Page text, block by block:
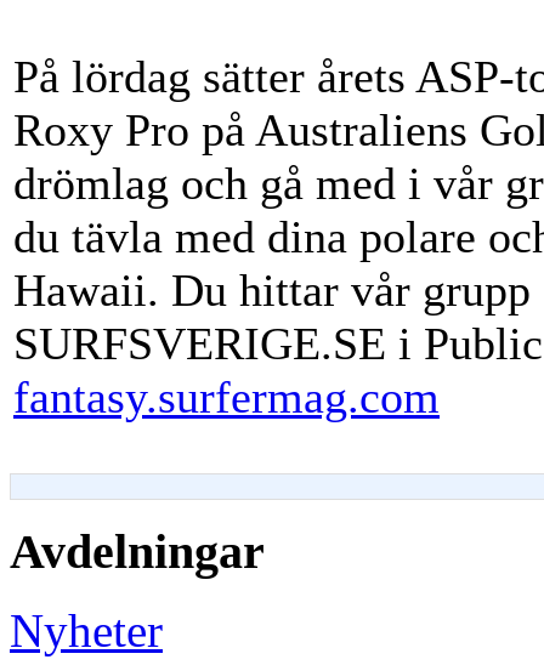
På lördag sätter årets
Roxy Pro på Australiens
drömlag och gå med i vår
du tävla med dina polare
Hawaii. Du hittar vår grupp
SURFSVERIGE.SE i
fantasy.surfermag.com
Avdelningar
Nyheter